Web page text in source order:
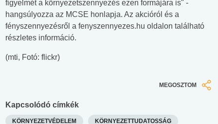
figyelmét a környezetszennyezés ezen formájára is" -
hangsúlyozza az MCSE honlapja. Az akcióról és a
fényszennyezésről a fenyszennyezes.hu oldalon található
részletes információ.
(mti, Fotó: flickr)
MEGOSZTOM
Kapcsolódó címkék
KÖRNYEZETVÉDELEM KÖRNYEZETTUDATOSSÁG